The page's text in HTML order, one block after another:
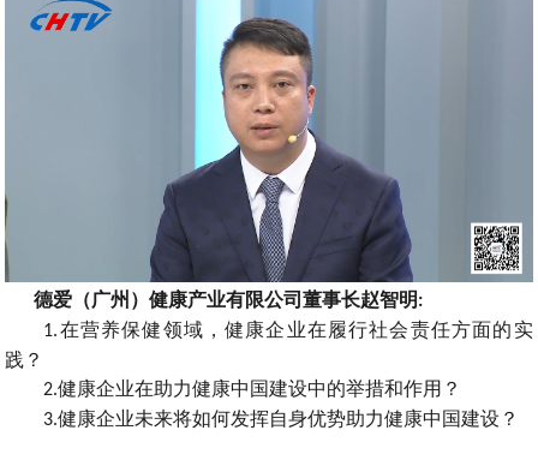
德爱 （ 广州 ）健康产业有限公司董事长赵智明:
1.在营养保健领域 ，健康企业在履行社会责任方面的实
践？
2.健康企业在助力健康中国建设中的举措和作用？
3.健康企业未来将如何发挥自身优势助力健康中国建设 ？